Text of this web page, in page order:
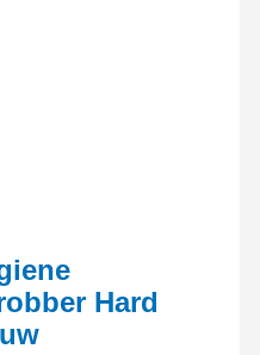
Hard